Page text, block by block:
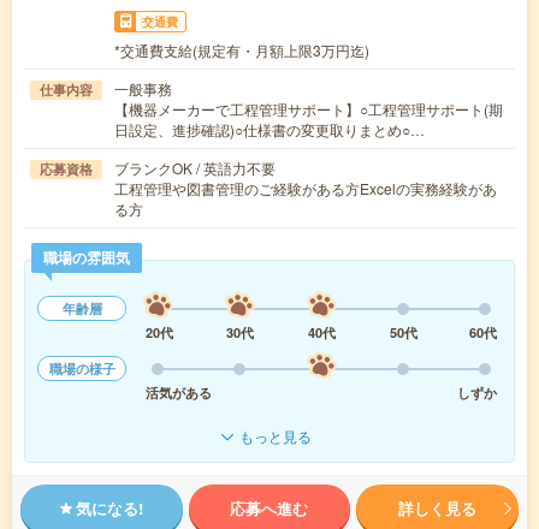
交通費
*交通費支給(規定有・月額上限3万円迄)
仕事内容
一般事務
【機器メーカーで工程管理サポート】○工程管理サポート(期
日設定、進捗確認)○仕様書の変更取りまとめ○…
応募資格
ブランクOK / 英語力不要
工程管理や図書管理のご経験がある方Excelの実務経験があ
る方
職場の雰囲気
年齢層
20代
30代 40代 50代
60代
職場の様子
活気がある
しずか
もっと見る
気になる! 応募へ進む 詳しく見る